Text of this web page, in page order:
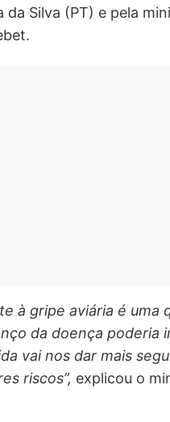
da Silva (PT) e pela
à gripe aviária é
da doença poderia
vai nos dar mais
riscos”, explicou o